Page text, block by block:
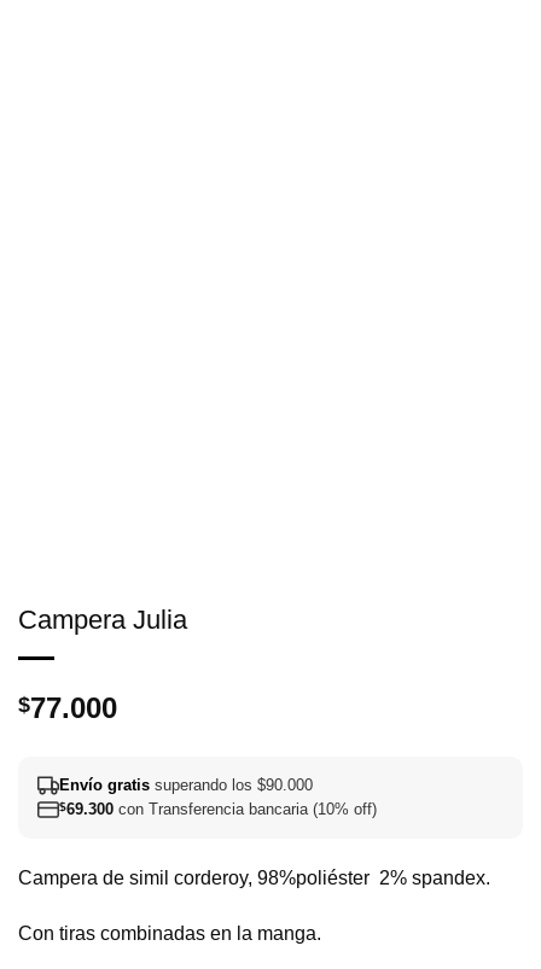
Campera Julia
$77.000
Envío gratis superando los $90.000
$69.300 con Transferencia bancaria (10% off)
Campera de simil corderoy, 98%poliéster 2% spandex.
Con tiras combinadas en la manga.